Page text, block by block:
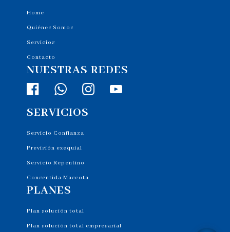
Home
Quiénes Somos
Servicios
Contacto
NUESTRAS REDES
SERVICIOS
Servicio Confianza
Previsión exequial
Servicio Repentino
Consentida Mascota
PLANES
Plan solución total
Plan solución total empresarial